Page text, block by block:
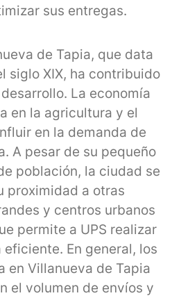
sus entregas.
de Tapia, que data
siglo XIX, ha contribuido
La economía
en la agricultura y el
en la demanda de
A pesar de su pequeño
población, la ciudad se
proximidad a otras
y centros urbanos
permite a UPS realizar
En general, los
en Villanueva de Tapia
el volumen de envíos y